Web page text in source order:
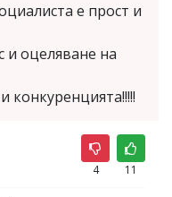
е прост и
и оцеляване на
конкуренцията!!!!!
4 11